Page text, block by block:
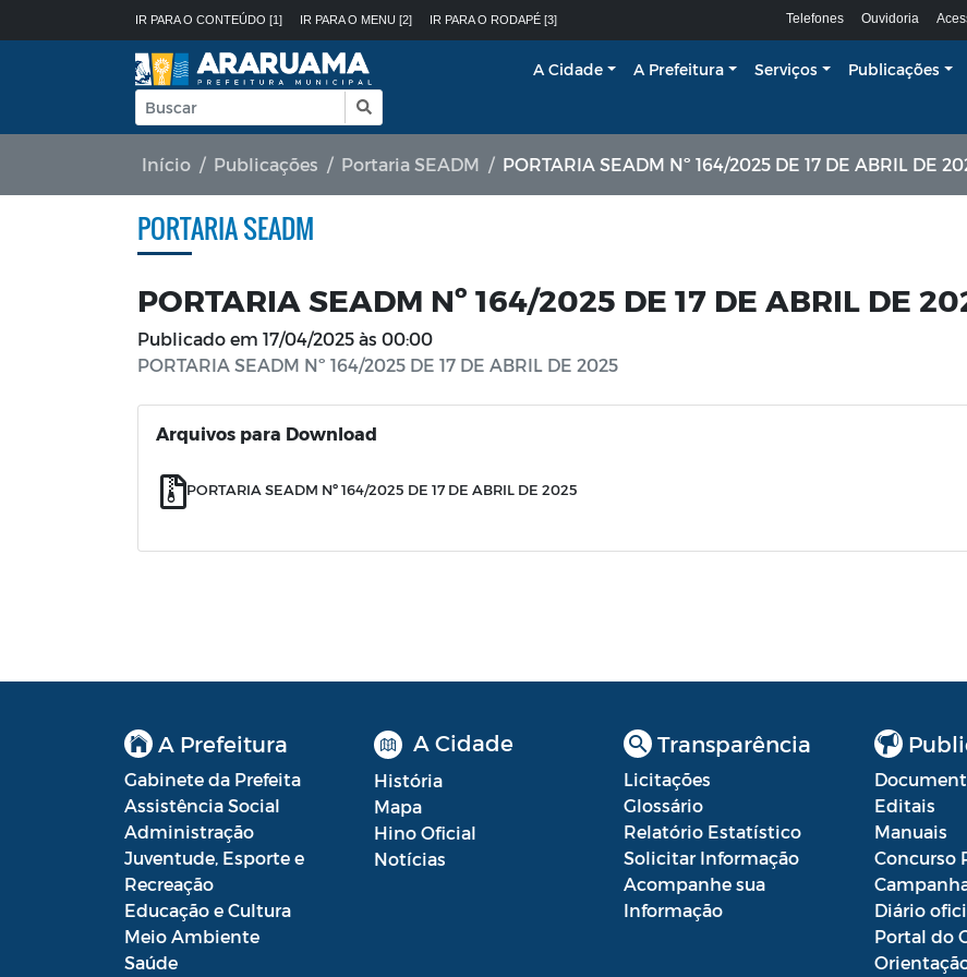
IR PARA O CONTEÚDO [1] IR PARA O MENU [2] IR PARA O RODAPÉ [3] Telefones Ouvidoria
A Cidade A Prefeitura Serviços Publicações
Início Publicações Portaria SEADM PORTARIA SEADM Nº 164/2025 DE 17 DE ABRIL DE
PORTARIA SEADM
PORTARIA SEADM Nº 164/2025 DE 17 DE ABRIL DE
Publicado em 17/04/2025 às 00:00
PORTARIA SEADM Nº 164/2025 DE 17 DE ABRIL DE 2025
Arquivos para Download
PORTARIA SEADM Nº 164/2025 DE 17 DE ABRIL DE 2025
A Prefeitura
Gabinete da Prefeita
Assistência Social
Administração
Juventude, Esporte e
Recreação
Educação e Cultura
Meio Ambiente
Saúde
A Cidade
História
Mapa
Hino Oficial
Notícias
Transparência
Licitações
Glossário
Relatório Estatístico
Solicitar Informação
Acompanhe sua
Informação
Editais
Manuais
Concurso
Diário
Portal do